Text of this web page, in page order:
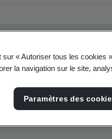
des
du site et du produit
sur « Autoriser tous les cookies
la navigation sur le site,
Paramètres des